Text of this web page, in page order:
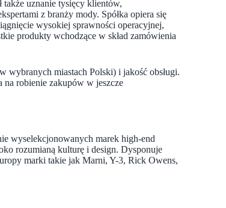
także uznanie tysięcy klientów,
z branży mody. Spółka opiera się
wysokiej sprawności operacyjnej,
produkty wchodzące w skład zamówienia
wybranych miastach Polski) i jakość obsługi.
robienie zakupów w jeszcze
wyselekcjonowanych marek high-end
rozumianą kulturę i design. Dysponuje
marki takie jak Marni, Y-3, Rick Owens,